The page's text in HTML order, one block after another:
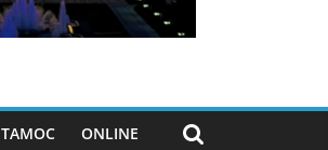
ТАМОС ONLINE